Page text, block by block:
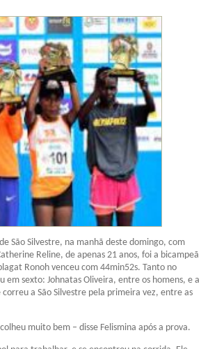
São Silvestre, na manhã deste domingo, com
Reline, de apenas 21 anos, foi a bicampeã
Ronoh venceu com 44min52s. Tanto no
sexto: Johnatas Oliveira, entre os homens, e a
a São Silvestre pela primeira vez, entre as
muito bem – disse Felismina após a prova.